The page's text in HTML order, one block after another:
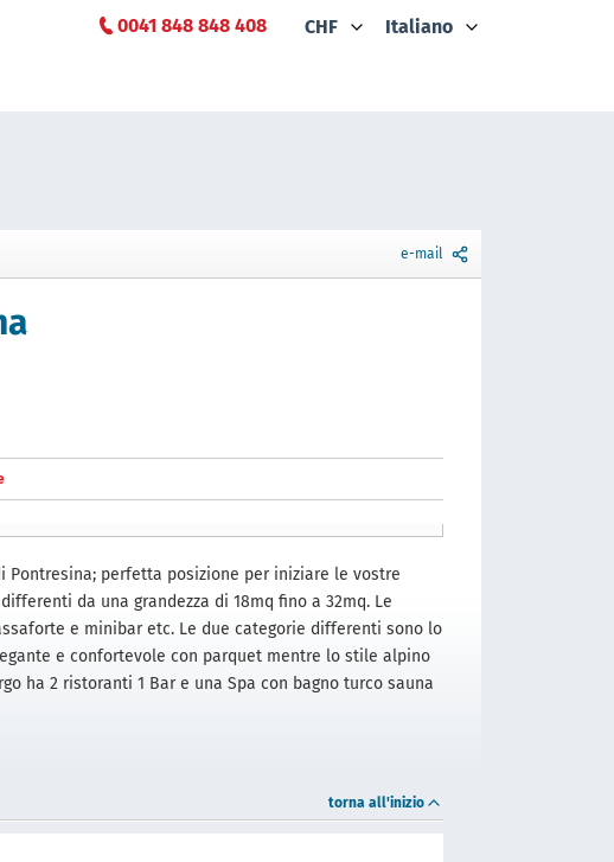
0041 848 848 408 CHF Italiano
e-mail
perfetta posizione per iniziare le vostre
da una grandezza di 18mq fino a 32mq. Le
e minibar etc. Le due categorie differenti sono lo
e confortevole con parquet mentre lo stile alpino
ha 2 ristoranti 1 Bar e una Spa con bagno turco sauna
torna all'inizio